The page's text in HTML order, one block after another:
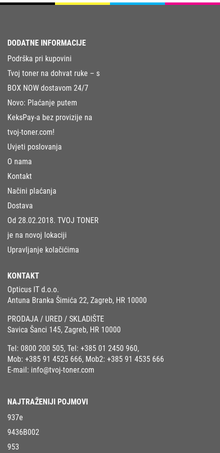
DODATNE INFORMACIJE
Podrška pri kupovini
Tvoj toner na dohvat ruke – s
BOX NOW dostavom 24/7
Novo: Plaćanje putem
KeksPay-a bez provizije na
tvoj-toner.com!
Uvjeti poslovanja
O nama
Kontakt
Načini plaćanja
Dostava
Od 28.02.2018. TVOJ TONER
je na novoj lokaciji
Upravljanje kolačićima
KONTAKT
Opticus IT d.o.o.
Antuna Branka Šimića 22, Zagreb, HR 10000
PRODAJA / URED / SKLADIŠTE
Savica Šanci 145, Zagreb, HR 10000
Tel: 0800 200 505, Tel: +385 01 2450 960,
Mob: +385 91 4525 666, Mob2: +385 91 4535 666
E-mail: info@tvoj-toner.com
NAJTRAŽENIJI POJMOVI
937e
9436B002
953